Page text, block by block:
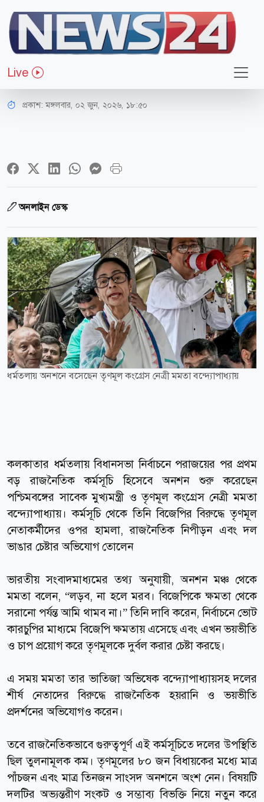
Live
আন্তর্জাতিক
ভোটার তালিকা বিতর্ক
অনশনে মমতা বন্দ্যোপাধ্যায়
প্রকাশ:মঙ্গলবার, ০২ জুন, ২০২৬, ১৮:৫০
অনলাইন ডেস্ক
ধর্মতলায় অনশনে বসেছেন তৃণমূল কংগ্রেস নেত্রী মমতা বন্দ্যোপাধ্যায়
কলকাতার ধর্মতলায় বিধানসভা নির্বাচনে পরাজয়ের পর প্রথম
বড় রাজনৈতিক কর্মসূচি হিসেবে অনশন শুরু করেছেন
পশ্চিমবঙ্গের সাবেক মুখ্যমন্ত্রী ও তৃণমূল কংগ্রেস নেত্রী মমতা
বন্দ্যোপাধ্যায়। কর্মসূচি থেকে তিনি বিজেপির বিরুদ্ধে তৃণমূল
নেতাকর্মীদের ওপর হামলা, রাজনৈতিক নিপীড়ন এবং দল
ভাঙার চেষ্টার অভিযোগ তোলেন
ভারতীয় সংবাদমাধ্যমের তথ্য অনুযায়ী, অনশন মঞ্চ থেকে
মমতা বলেন, “লড়ব, না হলে মরব। বিজেপিকে ক্ষমতা থেকে
সরানো পর্যন্ত আমি থামব না।” তিনি দাবি করেন, নির্বাচনে ভোট
কারচুপির মাধ্যমে বিজেপি ক্ষমতায় এসেছে এবং এখন ভয়ভীতি
ও চাপ প্রয়োগ করে তৃণমূলকে দুর্বল করার চেষ্টা করছে।
এ সময় মমতা তার ভাতিজা অভিষেক বন্দ্যোপাধ্যায়সহ দলের
শীর্ষ নেতাদের বিরুদ্ধে রাজনৈতিক হয়রানি ও ভয়ভীতি
প্রদর্শনের অভিযোগও করেন।
তবে রাজনৈতিকভাবে গুরুত্বপূর্ণ এই কর্মসূচিতে দলের উপস্থিতি
ছিল তুলনামূলক কম। তৃণমূলের ৮০ জন বিধায়কের মধ্যে মাত্র
পাঁচজন এবং মাত্র তিনজন সাংসদ অনশনে অংশ নেন। বিষয়টি
দলটির অভ্যন্তরীণ সংকট ও সম্ভাব্য বিভক্তি নিয়ে নতুন করে